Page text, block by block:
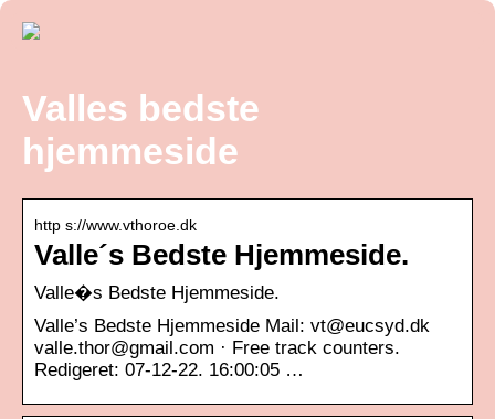
Valles bedste
hjemmeside
http s://www.vthoroe.dk
Valle´s Bedste Hjemmeside.
Valle�s Bedste Hjemmeside.
Valle’s Bedste Hjemmeside Mail: vt@eucsyd.dk
valle.thor@gmail.com · Free track counters.
Redigeret: 07-12-22. 16:00:05 …